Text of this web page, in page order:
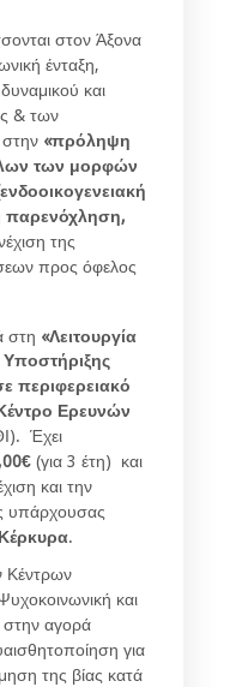
στον Άξονα
ένταξη,
και
& των
στην «πρόληψη
των μορφών
παρενόχληση,
της
προς όφελος
στη «Λειτουργία
περιφερειακό
Ερευνών
Έχει
(για 3 έτη) και
και την
υπάρχουσας
Κέρκυρα.
Κέντρων
και
αγορά
για
της βίας κατά